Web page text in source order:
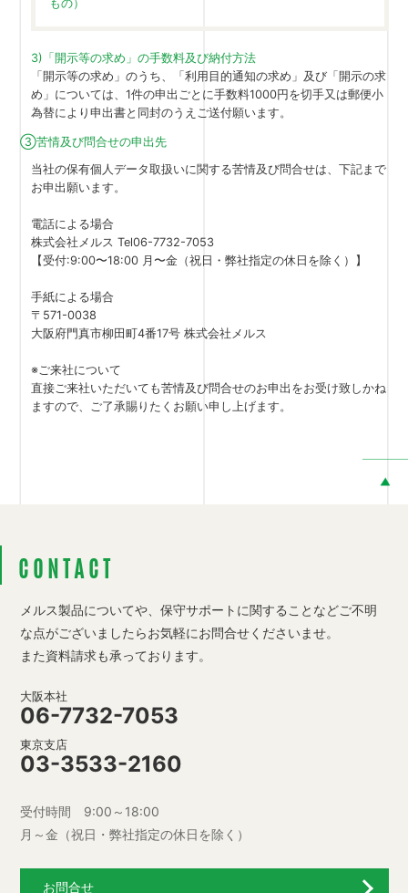
もの）
3)「開示等の求め」の手数料及び納付方法
「開示等の求め」のうち、「利用目的通知の求め」及び「開示の求
め」については、1件の申出ごとに手数料1000円を切手又は郵便小
為替により申出書と同封のうえご送付願います。
③苦情及び問合せの申出先
当社の保有個人データ取扱いに関する苦情及び問合せは、下記まで
お申出願います。
電話による場合
株式会社メルス Tel06-7732-7053
【受付:9:00〜18:00 月〜金（祝日・弊社指定の休日を除く）】
手紙による場合
〒571-0038
大阪府門真市柳田町4番17号 株式会社メルス
※ご来社について
直接ご来社いただいても苦情及び問合せのお申出をお受け致しかね
ますので、ご了承賜りたくお願い申し上げます。
CONTACT
メルス製品についてや、保守サポートに関することなどご不明
な点がございましたらお気軽にお問合せくださいませ。
また資料請求も承っております。
大阪本社
06-7732-7053
東京支店
03-3533-2160
受付時間 9:00～18:00
月～金（祝日・弊社指定の休日を除く）
お問合せ